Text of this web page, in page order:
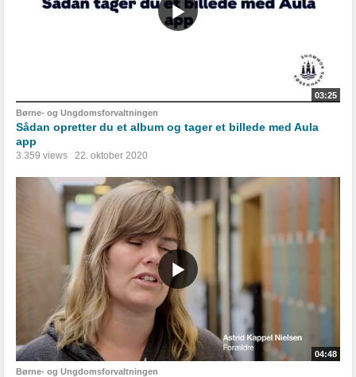
03:25
Børne- og Ungdomsforvaltningen
Sådan opretter du et album og tager et billede med Aula
app
3.359 views 22. oktober 2020
04:48
Børne- og Ungdomsforvaltningen